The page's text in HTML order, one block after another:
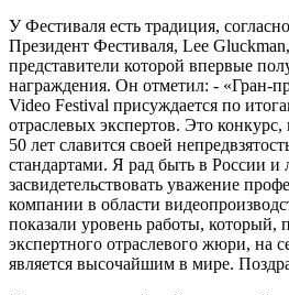
У Фестиваля есть традиция,
Президент Фестиваля, Lee
представители которой впервые
награждения. Он отметил: - «Гран-
Video Festival присуждается по
отраслевых экспертов. Это
50 лет славится своей
стандартами. Я рад быть в России и
засвидетельствовать уважение
компании в области
показали уровень работы, который,
экспертного отраслевого жюри, на
является высочайшим в мире.